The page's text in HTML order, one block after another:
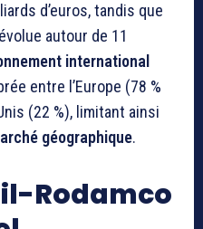
d’euros, tandis que
évolue autour de 11
international
entre l’Europe (78 %
(22 %), limitant ainsi
géographique.
Rodamco